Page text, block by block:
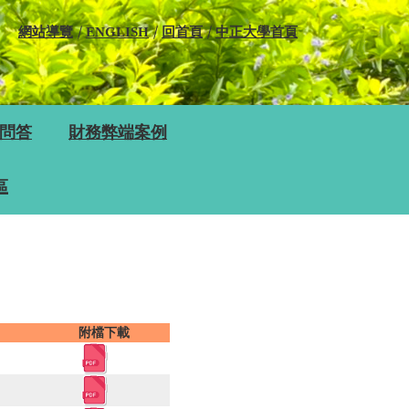
網站導覽 ENGLISH 回首頁 中正大學首頁
答 財務弊端案例
附檔下載